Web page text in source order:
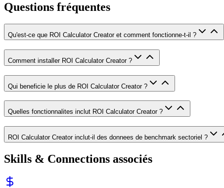
Questions fréquentes
Qu'est-ce que ROI Calculator Creator et comment fonctionne-t-il ?
Comment installer ROI Calculator Creator ?
Qui beneficie le plus de ROI Calculator Creator ?
Quelles fonctionnalites inclut ROI Calculator Creator ?
ROI Calculator Creator inclut-il des donnees de benchmark sectoriel ?
Skills & Connections associés